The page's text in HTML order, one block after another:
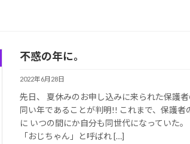
不惑の年に。
2022年6月28日
先日、 夏休みのお申し込みに来られた保護者
同い年であることが判明!! これまで、保護者
に いつの間にか自分も同世代になっていた
「おじちゃん」と呼ばれ […]